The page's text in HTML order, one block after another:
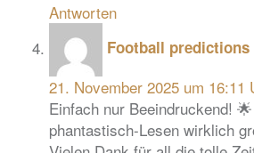
Antworten
Football predictions
21. November 2025 um 16:11
Einfach nur Beeindruckend!
phantastisch-Lesen wirklich